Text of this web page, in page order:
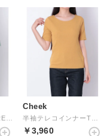
ねじりTシャツ （GREEN）
Cheek
半袖テレコインナーTシャツ （YELLOW）
￥3,960